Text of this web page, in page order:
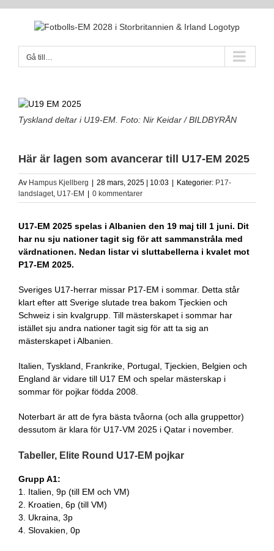
Gå till…
Tyskland deltar i U19-EM. Foto: Nir Keidar / BILDBYRÅN
Här är lagen som avancerar till U17-EM 2025
Av Hampus Kjellberg 28 mars, 2025 | 10:03 Kategorier: P17-
landslaget, U17-EM 0 kommentarer
U17-EM 2025 spelas i Albanien den 19 maj till 1 juni. Dit
har nu sju nationer tagit sig för att sammanstråla med
värdnationen. Nedan listar vi sluttabellerna i kvalet mot
P17-EM 2025.
Sveriges U17-herrar missar P17-EM i sommar. Detta står
klart efter att Sverige slutade trea bakom Tjeckien och
Schweiz i sin kvalgrupp. Till mästerskapet i sommar har
istället sju andra nationer tagit sig för att ta sig an
mästerskapet i Albanien.
Italien, Tyskland, Frankrike, Portugal, Tjeckien, Belgien och
England är vidare till U17 EM och spelar mästerskap i
sommar för pojkar födda 2008.
Noterbart är att de fyra bästa tvåorna (och alla gruppettor)
dessutom är klara för U17-VM 2025 i Qatar i november.
Tabeller, Elite Round U17-EM pojkar
Grupp A1:
1. Italien, 9p (till EM och VM)
2. Kroatien, 6p (till VM)
3. Ukraina, 3p
4. Slovakien, 0p